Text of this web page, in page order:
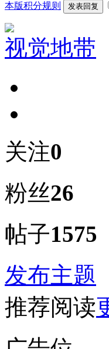
本版积分规则 发表回复
视觉地带
关注0
粉丝26
帖子1575
发布主题
推荐阅读